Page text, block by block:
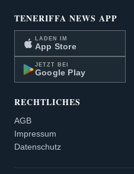
TENERIFFA NEWS APP
LADEN IM
App Store
JETZT BEI
Google Play
RECHTLICHES
AGB
Impressum
Datenschutz